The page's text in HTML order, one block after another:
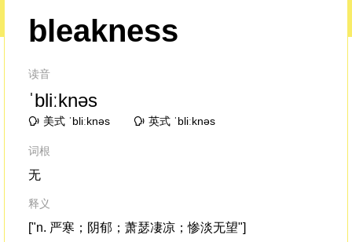
bleakness
读音
ˈbliːknəs
美式 ˈbliːknəs 英式 ˈbliːknəs
词根
无
释义
["n. 严寒；阴郁；萧瑟凄凉；惨淡无望"]